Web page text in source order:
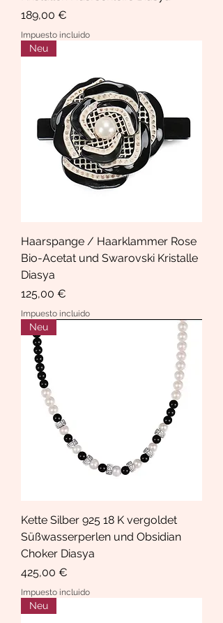
Precio
189,00 €
Impuesto incluido
Neu
Haarspange / Haarklammer Rose
Bio-Acetat und Swarovski Kristalle
Diasya
Precio
125,00 €
Impuesto incluido
Neu
Kette Silber 925 18 K vergoldet
Süßwasserperlen und Obsidian
Choker Diasya
Precio
425,00 €
Impuesto incluido
Neu